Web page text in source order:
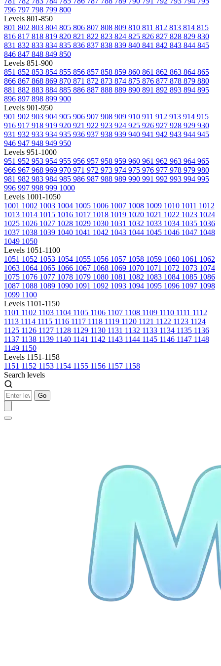
796 797 798 799 800
Levels 801-850
801 802 803 804 805 806 807 808 809 810 811 812 813 814 815
816 817 818 819 820 821 822 823 824 825 826 827 828 829 830
831 832 833 834 835 836 837 838 839 840 841 842 843 844 845
846 847 848 849 850
Levels 851-900
851 852 853 854 855 856 857 858 859 860 861 862 863 864 865
866 867 868 869 870 871 872 873 874 875 876 877 878 879 880
881 882 883 884 885 886 887 888 889 890 891 892 893 894 895
896 897 898 899 900
Levels 901-950
901 902 903 904 905 906 907 908 909 910 911 912 913 914 915
916 917 918 919 920 921 922 923 924 925 926 927 928 929 930
931 932 933 934 935 936 937 938 939 940 941 942 943 944 945
946 947 948 949 950
Levels 951-1000
951 952 953 954 955 956 957 958 959 960 961 962 963 964 965
966 967 968 969 970 971 972 973 974 975 976 977 978 979 980
981 982 983 984 985 986 987 988 989 990 991 992 993 994 995
996 997 998 999 1000
Levels 1001-1050
1001 1002 1003 1004 1005 1006 1007 1008 1009 1010 1011 1012
1013 1014 1015 1016 1017 1018 1019 1020 1021 1022 1023 1024
1025 1026 1027 1028 1029 1030 1031 1032 1033 1034 1035 1036
1037 1038 1039 1040 1041 1042 1043 1044 1045 1046 1047 1048
1049 1050
Levels 1051-1100
1051 1052 1053 1054 1055 1056 1057 1058 1059 1060 1061 1062
1063 1064 1065 1066 1067 1068 1069 1070 1071 1072 1073 1074
1075 1076 1077 1078 1079 1080 1081 1082 1083 1084 1085 1086
1087 1088 1089 1090 1091 1092 1093 1094 1095 1096 1097 1098
1099 1100
Levels 1101-1150
1101 1102 1103 1104 1105 1106 1107 1108 1109 1110 1111 1112
1113 1114 1115 1116 1117 1118 1119 1120 1121 1122 1123 1124
1125 1126 1127 1128 1129 1130 1131 1132 1133 1134 1135 1136
1137 1138 1139 1140 1141 1142 1143 1144 1145 1146 1147 1148
1149 1150
Levels 1151-1158
1151 1152 1153 1154 1155 1156 1157 1158
Search levels
Go